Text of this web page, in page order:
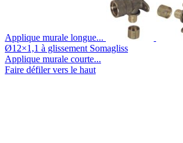
Applique murale longue...
Ø12×1,1 à glissement Somagliss
Applique murale courte...
Faire défiler vers le haut